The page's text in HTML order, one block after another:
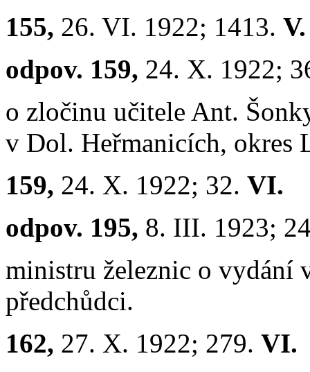
155, 26. VI. 1922; 1413. V.
odpov. 159, 24. X. 1922;
o zločinu učitele Ant.
v Dol. Heřmanicích, okres
159, 24. X. 1922; 32. VI.
odpov. 195, 8. III. 1923;
ministru železnic o vydání
předchůdci.
162, 27. X. 1922; 279. VI.